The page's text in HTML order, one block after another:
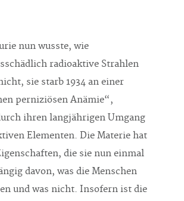
nun wusste, wie
radioaktive Strahlen
sie starb 1934 an einer
perniziösen Anämie“,
ihren langjährigen Umgang
Elementen. Die Materie hat
die sie nun einmal
davon, was die Menschen
und was nicht. Insofern ist die